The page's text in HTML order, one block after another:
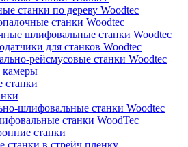
станки по дереву Woodtec
станки Woodtec
шлифовальные станки Woodtec
для станков Woodtec
рейсмусовые станки Woodtec
камеры
шлифовальные станки Woodtec
станки WoodTec
станки
станки в стрейч пленку